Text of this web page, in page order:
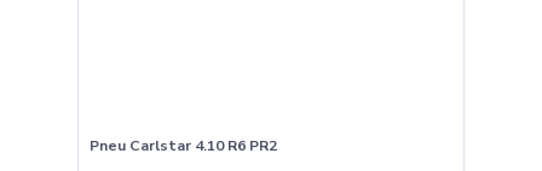
Pneu Carlstar 4.10 R6 PR2